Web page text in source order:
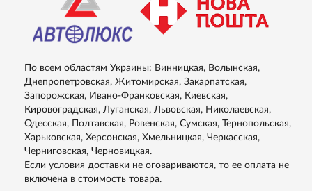
По всем областям Украины: Винницкая, Волынская,
Днепропетровская, Житомирская, Закарпатская,
Запорожская, Ивано-Франковская, Киевская,
Кировоградская, Луганская, Львовская, Николаевская,
Одесская, Полтавская, Ровенская, Сумская, Тернопольская,
Харьковская, Херсонская, Хмельницкая, Черкасская,
Черниговская, Черновицкая.
Если условия доставки не оговариваются, то ее оплата не
включена в стоимость товара.